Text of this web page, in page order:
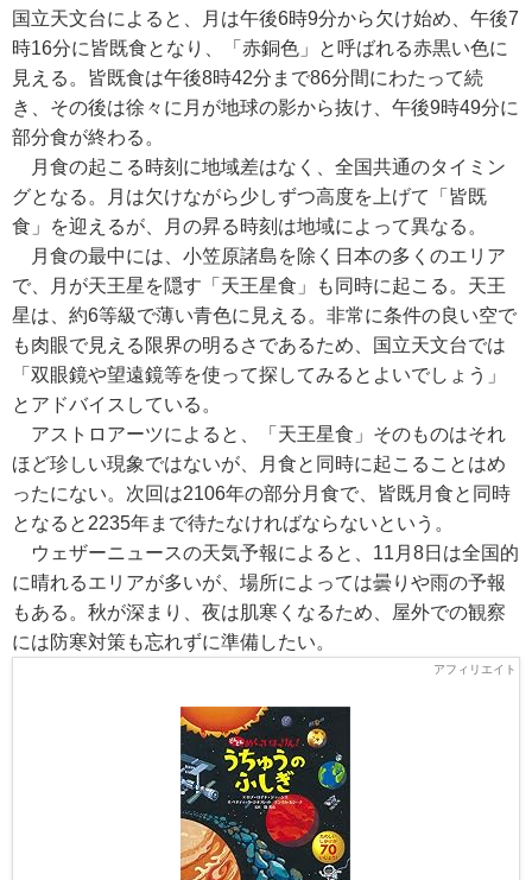
国立天文台によると、月は午後6時9分から欠け始め、午後7
時16分に皆既食となり、「赤銅色」と呼ばれる赤黒い色に
見える。皆既食は午後8時42分まで86分間にわたって続
き、その後は徐々に月が地球の影から抜け、午後9時49分に
部分食が終わる。
月食の起こる時刻に地域差はなく、全国共通のタイミン
グとなる。月は欠けながら少しずつ高度を上げて「皆既
食」を迎えるが、月の昇る時刻は地域によって異なる。
月食の最中には、小笠原諸島を除く日本の多くのエリア
で、月が天王星を隠す「天王星食」も同時に起こる。天王
星は、約6等級で薄い青色に見える。非常に条件の良い空で
も肉眼で見える限界の明るさであるため、国立天文台では
「双眼鏡や望遠鏡等を使って探してみるとよいでしょう」
とアドバイスしている。
アストロアーツによると、「天王星食」そのものはそれ
ほど珍しい現象ではないが、月食と同時に起こることはめ
ったにない。次回は2106年の部分月食で、皆既月食と同時
となると2235年まで待たなければならないという。
ウェザーニュースの天気予報によると、11月8日は全国的
に晴れるエリアが多いが、場所によっては曇りや雨の予報
もある。秋が深まり、夜は肌寒くなるため、屋外での観察
には防寒対策も忘れずに準備したい。